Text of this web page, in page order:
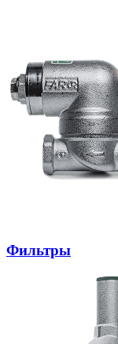
Фильтры